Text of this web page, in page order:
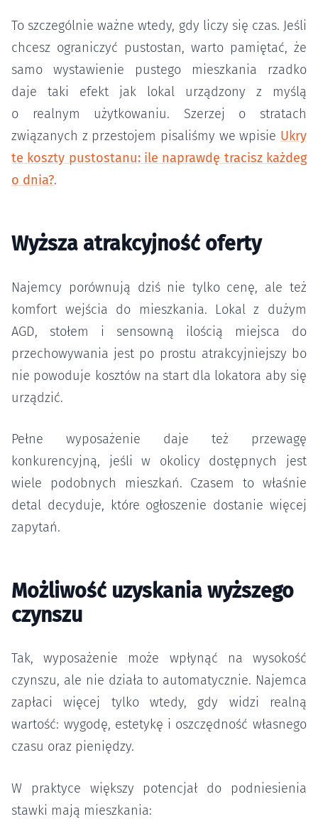
To szczególnie ważne wtedy, gdy liczy się czas. Jeśli
chcesz ograniczyć pustostan, warto pamiętać, że
samo wystawienie pustego mieszkania rzadko
daje taki efekt jak lokal urządzony z myślą
o realnym użytkowaniu. Szerzej o stratach
związanych z przestojem pisaliśmy we wpisie Ukry
te koszty pustostanu: ile naprawdę tracisz każdeg
o dnia?.
Wyższa atrakcyjność oferty
Najemcy porównują dziś nie tylko cenę, ale też
komfort wejścia do mieszkania. Lokal z dużym
AGD, stołem i sensowną ilością miejsca do
przechowywania jest po prostu atrakcyjniejszy bo
nie powoduje kosztów na start dla lokatora aby się
urządzić.
Pełne wyposażenie daje też przewagę
konkurencyjną, jeśli w okolicy dostępnych jest
wiele podobnych mieszkań. Czasem to właśnie
detal decyduje, które ogłoszenie dostanie więcej
zapytań.
Możliwość uzyskania wyższego
czynszu
Tak, wyposażenie może wpłynąć na wysokość
czynszu, ale nie działa to automatycznie. Najemca
zapłaci więcej tylko wtedy, gdy widzi realną
wartość: wygodę, estetykę i oszczędność własnego
czasu oraz pieniędzy.
W praktyce większy potencjał do podniesienia
stawki mają mieszkania: